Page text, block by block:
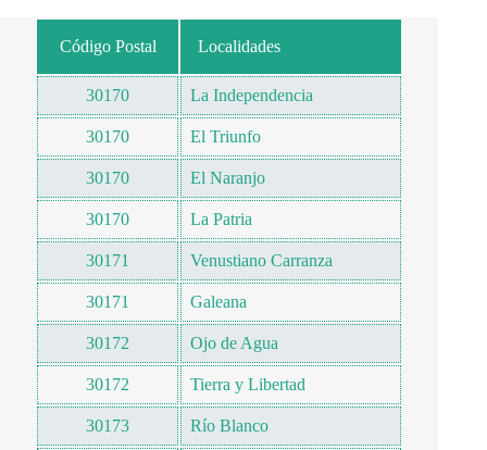
Código Postal Localidades
30170 La Independencia
30170 El Triunfo
30170 El Naranjo
30170 La Patria
30171 Venustiano Carranza
30171 Galeana
30172 Ojo de Agua
30172 Tierra y Libertad
30173 Río Blanco